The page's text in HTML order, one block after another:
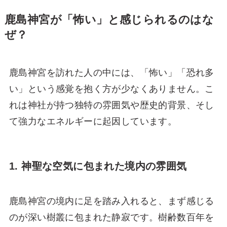
鹿島神宮が「怖い」と感じられるのはな
ぜ？
鹿島神宮を訪れた人の中には、「怖い」「恐れ多
い」という感覚を抱く方が少なくありません。こ
れは神社が持つ独特の雰囲気や歴史的背景、そし
て強力なエネルギーに起因しています。
1. 神聖な空気に包まれた境内の雰囲気
鹿島神宮の境内に足を踏み入れると、まず感じる
のが深い樹叢に包まれた静寂です。樹齢数百年を